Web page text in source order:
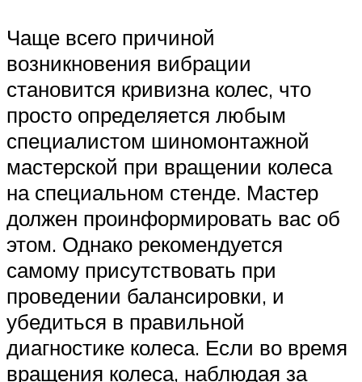
Чаще всего причиной
возникновения вибрации
становится кривизна колес, что
просто определяется любым
специалистом шиномонтажной
мастерской при вращении колеса
на специальном стенде. Мастер
должен проинформировать вас об
этом. Однако рекомендуется
самому присутствовать при
проведении балансировки, и
убедиться в правильной
диагностике колеса. Если во время
вращения колеса, наблюдая за